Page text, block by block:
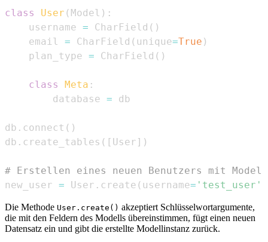
class User ( Model ) :
    username
= CharField ( )
    email
= CharField ( unique=True )
    plan_type
= CharField ( )
class Meta :
        database
=
db . connect ( )
db . create_tables ( [ User ] )
# Erstellen eines neuen Benutzers mit
new_user = User . create ( username= 'test_user'
Die Methode User.create() akzeptiert Schlüsselwortargumente,
die mit den Feldern des Modells übereinstimmen, fügt einen neuen
Datensatz ein und gibt die erstellte Modellinstanz zurück.